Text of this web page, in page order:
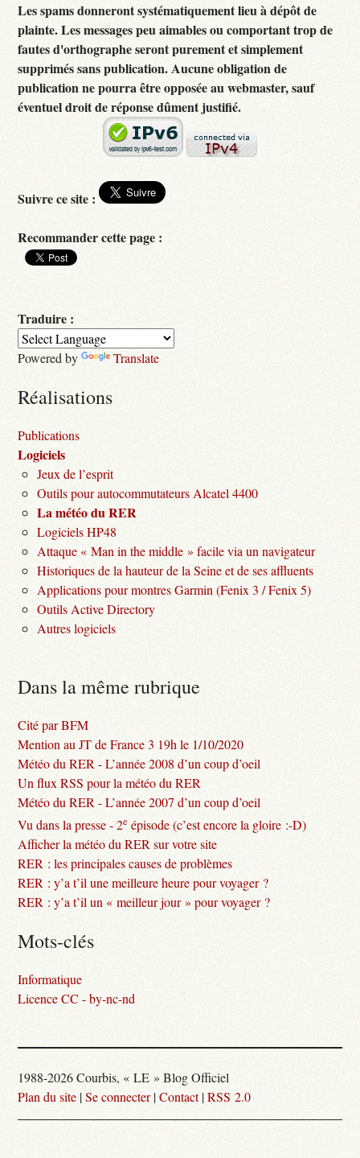
Les spams donneront systématiquement lieu à dépôt de
plainte. Les messages peu aimables ou comportant trop de
fautes d'orthographe seront purement et simplement
supprimés sans publication. Aucune obligation de
publication ne pourra être opposée au webmaster, sauf
éventuel droit de réponse dûment justifié.
Suivre ce site :
Recommander cette page :
Traduire :
Powered by Translate
Réalisations
Publications
Logiciels
Jeux de l’esprit
Outils pour autocommutateurs Alcatel 4400
La météo du RER
Logiciels HP48
Attaque « Man in the middle » facile via un navigateur
Historiques de la hauteur de la Seine et de ses affluents
Applications pour montres Garmin (Fenix 3 / Fenix 5)
Outils Active Directory
Autres logiciels
Dans la même rubrique
Cité par BFM
Mention au JT de France 3 19h le 1/10/2020
Météo du RER - L’année 2008 d’un coup d’oeil
Un flux RSS pour la météo du RER
Météo du RER - L’année 2007 d’un coup d’oeil
Vu dans la presse - 2e épisode (c’est encore la gloire :-D)
Afficher la météo du RER sur votre site
RER : les principales causes de problèmes
RER : y’a t’il une meilleure heure pour voyager ?
RER : y’a t’il un « meilleur jour » pour voyager ?
Mots-clés
Informatique
Licence CC - by-nc-nd
1988-2026 Courbis, « LE » Blog Officiel
Plan du site |Se connecter|Contact|RSS 2.0